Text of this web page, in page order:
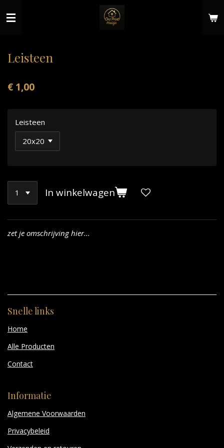
direct
hoofdinhoud
Leisteen
€ 1,00
Leisteen
In winkelwagen
zet je omschrijving hier...
Snelle links
Home
Alle Producten
Contact
Informatie
Algemene Voorwaarden
Privacybeleid